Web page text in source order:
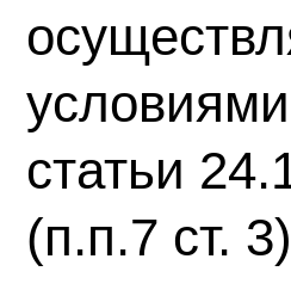
статьи
(п.п.7 ст.